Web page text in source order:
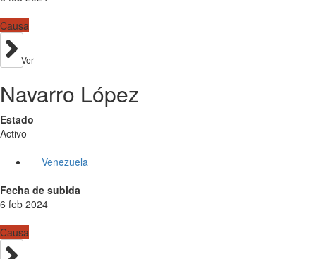
Causa
Ver
Navarro López
Estado
Activo
Venezuela
Fecha de subida
6 feb 2024
Causa